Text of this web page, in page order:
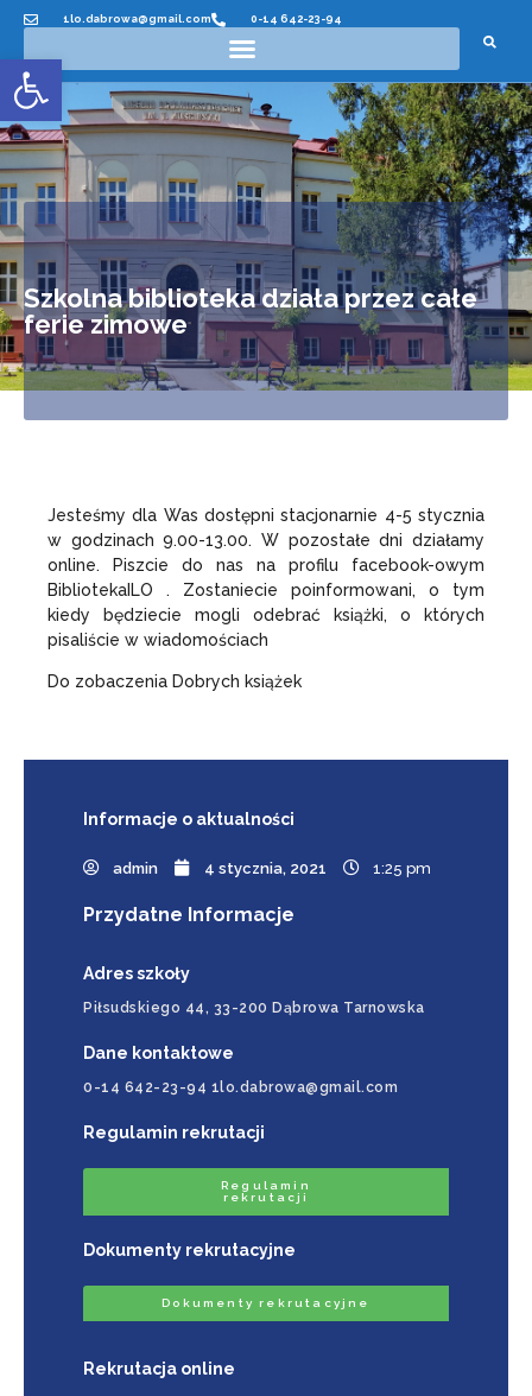
Otwórz pasek narzędzi
1lo.dabrowa@gmail.com 0-14 642-23-94
Szkolna biblioteka działa przez całe
ferie zimowe
Jesteśmy dla Was dostępni stacjonarnie 4-5 stycznia
w godzinach 9.00-13.00. W pozostałe dni działamy
online. Piszcie do nas na profilu facebook-owym
BibliotekaILO . Zostaniecie poinformowani, o tym
kiedy będziecie mogli odebrać książki, o których
pisaliście w wiadomościach
Do zobaczenia Dobrych książek
Informacje o aktualności
admin 4 stycznia, 2021 1:25 pm
Przydatne Informacje
Adres szkoły
Piłsudskiego 44, 33-200 Dąbrowa Tarnowska
Dane kontaktowe
0-14 642-23-94 1lo.dabrowa@gmail.com
Regulamin rekrutacji
Regulamin
rekrutacji
Dokumenty rekrutacyjne
Dokumenty rekrutacyjne
Rekrutacja online